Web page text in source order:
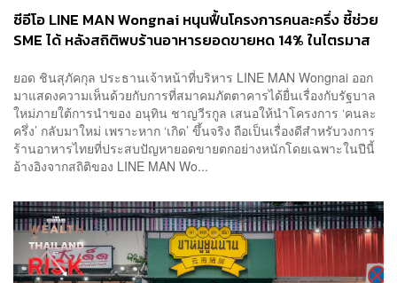
ซีอีโอ LINE MAN Wongnai หนุนฟื้นโครงการคนละครึ่ง ชี้ช่วย
SME ได้ หลังสถิติพบร้านอาหารยอดขายหด 14% ในไตรมาส
ยอด ชินสุภัคกุล ประธานเจ้าหน้าที่บริหาร LINE MAN Wongnai ออก
มาแสดงความเห็นด้วยกับการที่สมาคมภัตตาคารได้ยื่นเรื่องกับรัฐบาล
ใหม่ภายใต้การนำของ อนุทิน ชาญวีรกูล เสนอให้นำโครงการ ‘คนละ
ครึ่ง’ กลับมาใหม่ เพราะหาก ‘เกิด’ ขึ้นจริง ถือเป็นเรื่องดีสำหรับวงการ
ร้านอาหารไทยที่ประสบปัญหายอดขายตกอย่างหนักโดยเฉพาะในปีนี้
อ้างอิงจากสถิติของ LINE MAN Wo...